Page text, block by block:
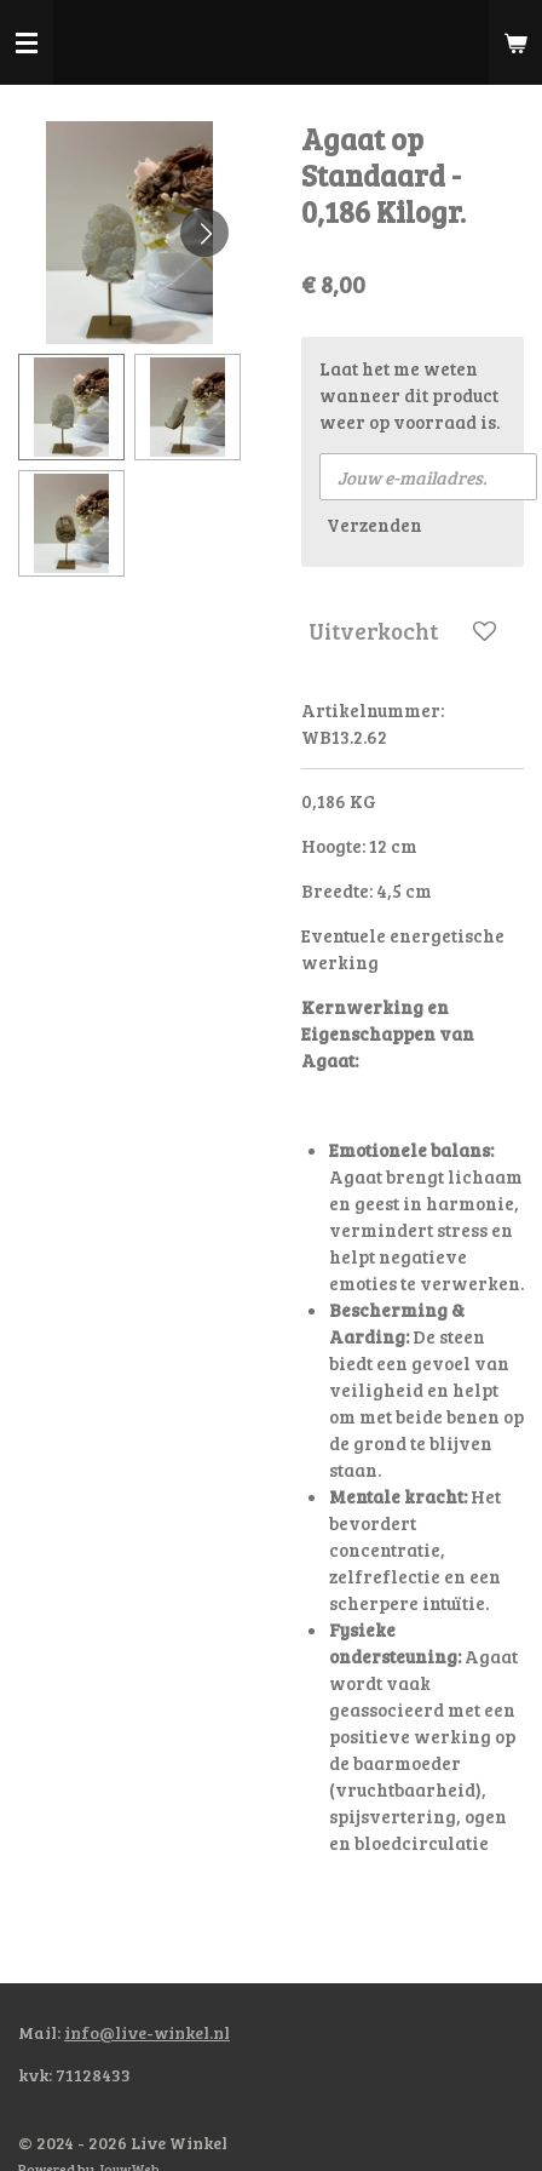
direct
Agaat op
Standaard -
0,186 Kilogr.
€ 8,00
Laat het me weten
wanneer dit product
weer op voorraad is.
Verzenden
Uitverkocht
Artikelnummer:
WB13.2.62
0,186 KG
Hoogte: 12 cm
Breedte: 4,5 cm
Eventuele energetische
werking
Kernwerking en
Eigenschappen van
Agaat:
Emotionele balans:
Agaat brengt lichaam
en geest in harmonie,
vermindert stress en
helpt negatieve
emoties te verwerken.
Bescherming &
Aarding:De steen
biedt een gevoel van
veiligheid en helpt
om met beide benen op
de grond te blijven
staan.
Mentale kracht:Het
bevordert
concentratie,
zelfreflectie en een
scherpere intuïtie.
Fysieke
ondersteuning:Agaat
wordt vaak
geassocieerd met een
positieve werking op
de baarmoeder
(vruchtbaarheid),
spijsvertering, ogen
en bloedcirculatie
Mail: info@live-winkel.nl
kvk: 71128433
© 2024 - 2026 Live Winkel